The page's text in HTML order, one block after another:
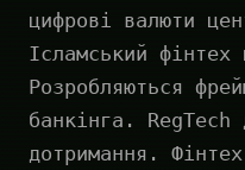
цифрові валюти
Ісламський фінтех
Розробляються
банкінга. RegTech
дотримання.